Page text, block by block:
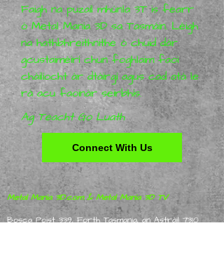
Faigh na puzail mhúnla 3T is fearr
ó Metal Mania 3D sa Tasmáin. Léigh
na hathbhreithnithe ó chuid dár
gcustaiméirí chun foghlaim faoi
cháilíocht ár dtáirgí agus cad atá le
rá acu faoinár seirbhís.
Ag Teacht Go Luath
Connect With Us
Metal Mania 3D.com & Metal Mania 3D TV
Bosca Poist 339, Forth Tasmania, an Astráil 7310